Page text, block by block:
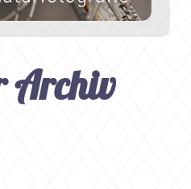
Archiv